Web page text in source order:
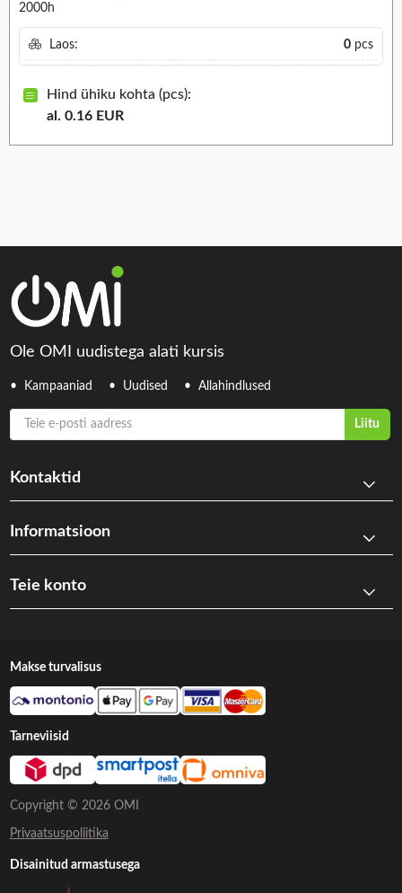
2000h
Laos: 0 pcs
Hind ühiku kohta (pcs):
al. 0.16 EUR
Ole OMI uudistega alati kursis
Kampaaniad Uudised Allahindlused
Teie e-posti aadress
Liitu
Kontaktid
Informatsioon
Teie konto
Copyright © 2026 OMI
Privaatsuspoliitika
Makse turvalisus
Tarneviisid
Disainitud armastusega